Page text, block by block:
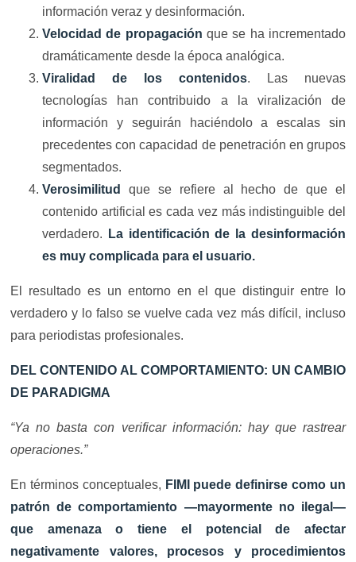
información veraz y desinformación.
Velocidad de propagación que se ha incrementado
dramáticamente desde la época analógica.
Viralidad de los contenidos. Las nuevas
tecnologías han contribuido a la viralización de
información y seguirán haciéndolo a escalas sin
precedentes con capacidad de penetración en grupos
segmentados.
Verosimilitud
que se refiere al hecho de que el
contenido artificial es cada vez más indistinguible del
verdadero.
La identificación de la desinformación
es muy complicada para el usuario.
El resultado es un entorno en el que distinguir entre lo
verdadero y lo falso se vuelve cada vez más difícil, incluso
para periodistas profesionales.
DEL CONTENIDO AL COMPORTAMIENTO: UN CAMBIO
DE PARADIGMA
“Ya no basta con verificar información: hay que rastrear
operaciones.”
En términos conceptuales, FIMI puede definirse como un
patrón de comportamiento —mayormente no ilegal—
que amenaza o tiene el potencial de afectar
negativamente valores, procesos y procedimientos